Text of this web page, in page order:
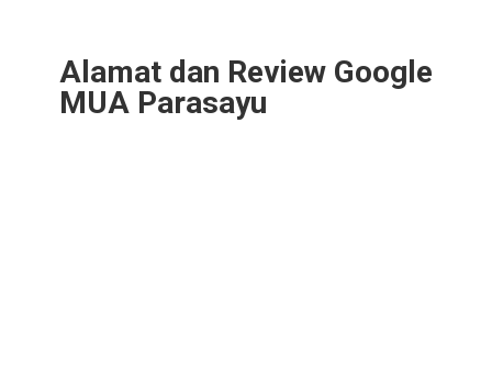
Alamat dan Review Google
MUA Parasayu